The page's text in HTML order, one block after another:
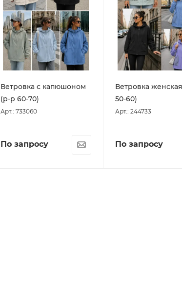
Ветровка с капюшоном
(р-р 60-70)
Арт.: 733060
По запросу
Ветровка
50-60)
Арт.: 244733
По запросу